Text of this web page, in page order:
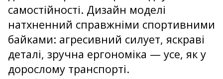
самостійності. Дизайн моделі
натхненний справжніми спортивними
байками: агресивний силует, яскраві
деталі, зручна ергономіка — усе, як у
дорослому транспорті.